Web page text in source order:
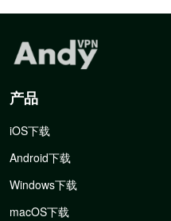
产品
iOS下载
Android下载
Windows下载
macOS下载